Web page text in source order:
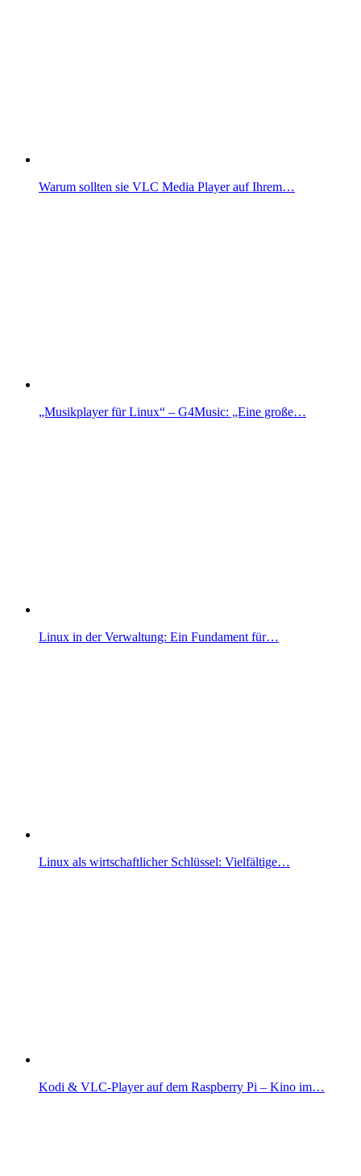
Warum sollten sie VLC Media Player auf Ihrem…
„Musikplayer für Linux“ – G4Music: „Eine große…
Linux in der Verwaltung: Ein Fundament für…
Linux als wirtschaftlicher Schlüssel: Vielfältige…
Kodi & VLC-Player auf dem Raspberry Pi – Kino im…